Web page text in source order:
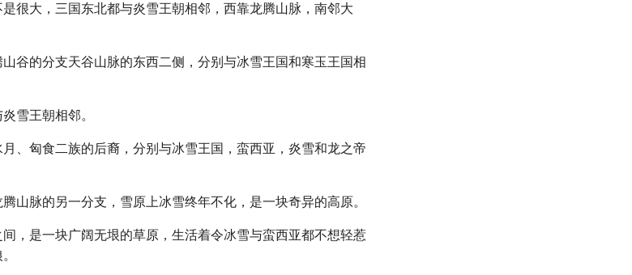
很大，三国东北都与炎雪王朝相邻，西靠龙腾山脉，南邻大
谷的分支天谷山脉的东西二侧，分别与冰雪王国和寒玉王国相
雪王朝相邻。
、匈食二族的后裔，分别与冰雪王国，蛮西亚，炎雪和龙之帝
山脉的另一分支，雪原上冰雪终年不化，是一块奇异的高原。
，是一块广阔无垠的草原，生活着令冰雪与蛮西亚都不想轻惹